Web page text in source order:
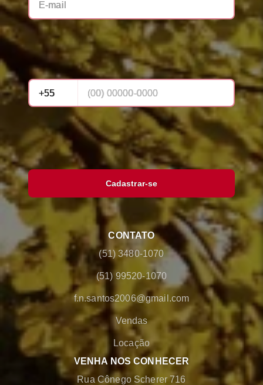
Cadastrar-se
CONTATO
(51) 3480-1070
(51) 99520-1070
f.n.santos2006@gmail.com
Vendas
Locação
VENHA NOS CONHECER
Rua Cônego Scherer 716